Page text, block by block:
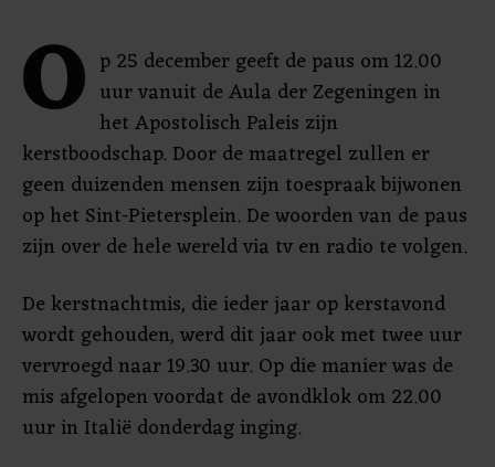
O p 25 december geeft de paus om 12.00
uur vanuit de Aula der Zegeningen in
het Apostolisch Paleis zijn
kerstboodschap. Door de maatregel zullen er
geen duizenden mensen zijn toespraak bijwonen
op het Sint-Pietersplein. De woorden van de paus
zijn over de hele wereld via tv en radio te volgen.
De kerstnachtmis, die ieder jaar op kerstavond
wordt gehouden, werd dit jaar ook met twee uur
vervroegd naar 19.30 uur. Op die manier was de
mis afgelopen voordat de avondklok om 22.00
uur in Italië donderdag inging.